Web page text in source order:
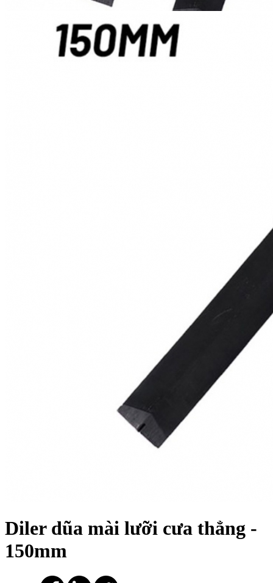
Diler dũa mài lưỡi cưa thẳng -
150mm